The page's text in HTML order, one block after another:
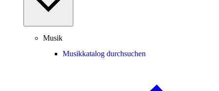
Musik
Musikkatalog durchsuchen